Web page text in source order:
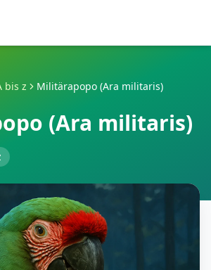
bis z Militärapopo (Ara militaris)
(Ara militaris)